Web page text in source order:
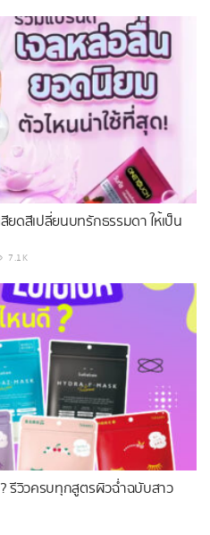
ยดสีเปลี่ยนบทรักธรรมดา ให้เป็น
7.1K
รีวิวครบทุกสูตรผิวฉ่ำฉบับสาว